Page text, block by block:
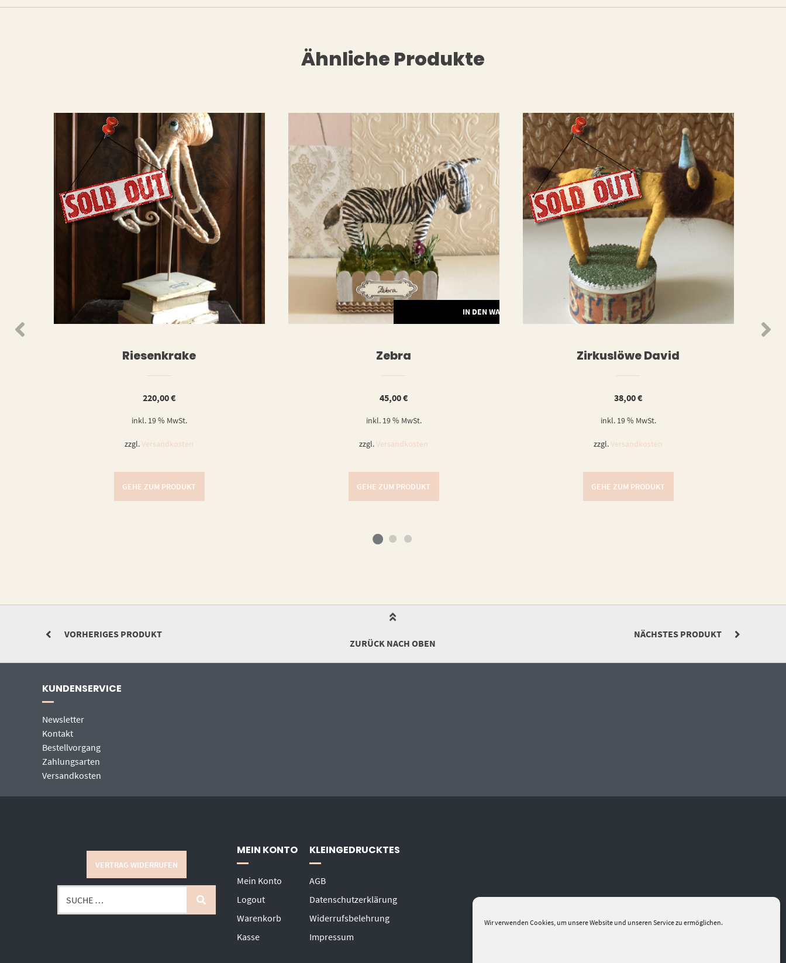
Wir verwenden Cookies, um unsere Website und unseren Service zu ermöglichen.
Ähnliche Produkte
Riesenkrake
220,00€
inkl. 19 % MwSt.
zzgl.Versandkosten
GEHE ZUM PRODUKT
IN DEN WARENKORB
Zebra
45,00€
inkl. 19 % MwSt.
zzgl.Versandkosten
GEHE ZUM PRODUKT
Zirkuslöwe David
38,00€
inkl. 19 % MwSt.
zzgl.Versandkosten
GEHE ZUM PRODUKT
VORHERIGES PRODUKT
NÄCHSTES PRODUKT
ZURÜCK NACH OBEN
KUNDENSERVICE
Newsletter
Kontakt
Bestellvorgang
Zahlungsarten
Versandkosten
VERTRAG WIDERRUFEN
MEIN KONTO
Mein Konto
Logout
Warenkorb
Kasse
KLEINGEDRUCKTES
AGB
Datenschutzerklärung
Widerrufsbelehrung
Impressum